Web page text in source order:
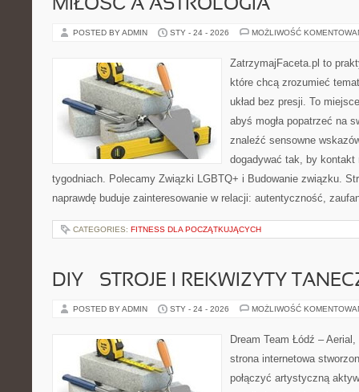
MIŁOŚĆ A ASTROLOGIA
POSTED BY ADMIN STY - 24 - 2026 MOŻLIWOŚĆ
ZatrzymajFaceta.pl to
które chcą zrozumieć
układ bez presji. To
abyś mogła popatrzeć na
znaleźć sensowne
dogadywać tak, by kontakt
tygodniach. Polecamy Związki LGBTQ+ i Budowanie związku.
naprawdę buduje zainteresowanie w relacji: autentyczność,
CATEGORIES: FITNESS DLA POCZĄTKUJĄCYCH
DIY – STROJE I REKWIZYTY
POSTED BY ADMIN STY - 24 - 2026 MOŻLIWOŚĆ
Dream Team Łódź –
strona internetowa
połączyć artystyczną